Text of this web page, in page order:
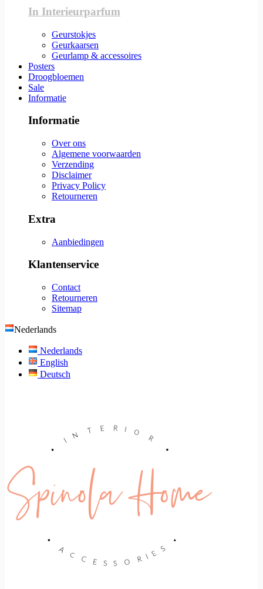
In Interieurparfum
Geurstokjes
Geurkaarsen
Geurlamp & accessoires
Posters
Droogbloemen
Sale
Informatie
Informatie
Over ons
Algemene voorwaarden
Verzending
Disclaimer
Privacy Policy
Retourneren
Extra
Aanbiedingen
Klantenservice
Contact
Retourneren
Sitemap
Nederlands
Nederlands
English
Deutsch